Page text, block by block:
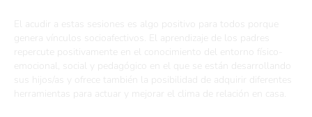
El acudir a estas sesiones es algo positivo para todos porque
genera vínculos socioafectivos. El aprendizaje de los padres
repercute positivamente en el conocimiento del entorno físico-
emocional, social y pedagógico en el que se están desarrollando
sus hijos/as y ofrece también la posibilidad de adquirir diferentes
herramientas para actuar y mejorar el clima de relación en casa.